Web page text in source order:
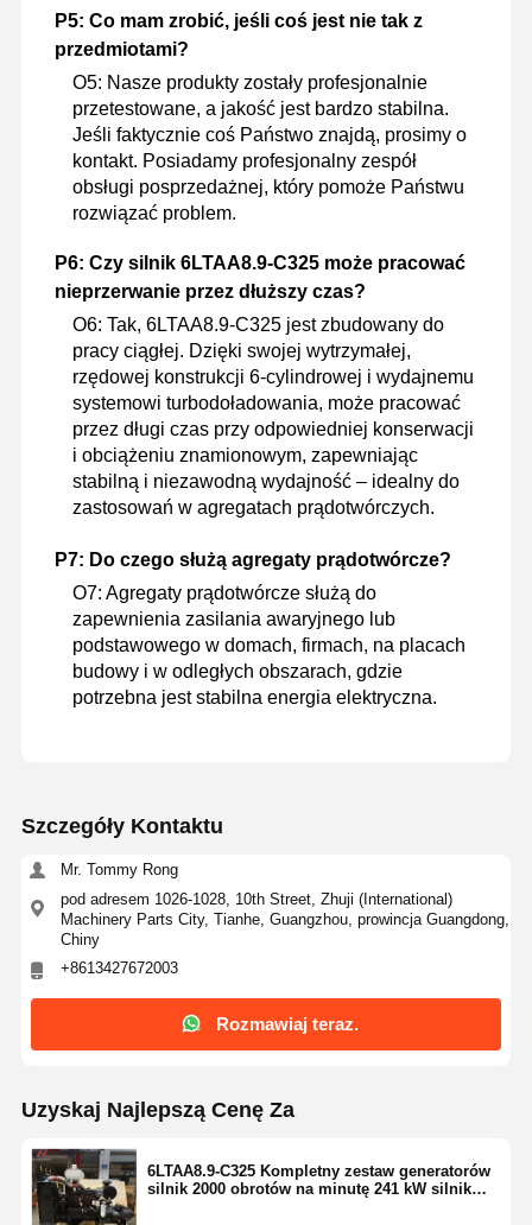
P5: Co mam zrobić, jeśli coś jest nie tak z
przedmiotami?
O5: Nasze produkty zostały profesjonalnie
przetestowane, a jakość jest bardzo stabilna.
Jeśli faktycznie coś Państwo znajdą, prosimy o
kontakt. Posiadamy profesjonalny zespół
obsługi posprzedażnej, który pomoże Państwu
rozwiązać problem.
P6: Czy silnik 6LTAA8.9-C325 może pracować
nieprzerwanie przez dłuższy czas?
O6: Tak, 6LTAA8.9-C325 jest zbudowany do
pracy ciągłej. Dzięki swojej wytrzymałej,
rzędowej konstrukcji 6-cylindrowej i wydajnemu
systemowi turbodoładowania, może pracować
przez długi czas przy odpowiedniej konserwacji
i obciążeniu znamionowym, zapewniając
stabilną i niezawodną wydajność – idealny do
zastosowań w agregatach prądotwórczych.
P7: Do czego służą agregaty prądotwórcze?
O7: Agregaty prądotwórcze służą do
zapewnienia zasilania awaryjnego lub
podstawowego w domach, firmach, na placach
budowy i w odległych obszarach, gdzie
potrzebna jest stabilna energia elektryczna.
Szczegóły Kontaktu
Mr. Tommy Rong
pod adresem 1026-1028, 10th Street, Zhuji (International)
Machinery Parts City, Tianhe, Guangzhou, prowincja Guangdong,
Chiny
+8613427672003
Rozmawiaj teraz.
Uzyskaj Najlepszą Cenę Za
6LTAA8.9-C325 Kompletny zestaw generatorów
silnik 2000 obrotów na minutę 241 kW silnik